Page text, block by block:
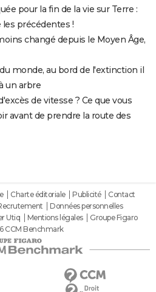
pour la fin de la vie sur Terre :
précédentes !
changé depuis le Moyen Âge,
monde, au bord de l'extinction il
un arbre
de vitesse ? Ce que vous
avant de prendre la route des
Charte éditoriale Publicité
Contact
Données personnelles
Utiq Mentions légales
Groupe Figaro
CCM Benchmark